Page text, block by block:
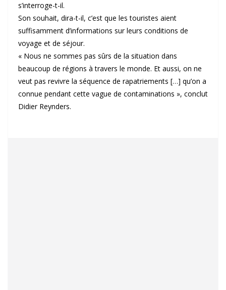
s’interroge-t-il.
Son souhait, dira-t-il, c’est que les touristes aient
suffisamment d’informations sur leurs conditions de
voyage et de séjour.
« Nous ne sommes pas sûrs de la situation dans
beaucoup de régions à travers le monde. Et aussi, on ne
veut pas revivre la séquence de rapatriements […] qu’on a
connue pendant cette vague de contaminations », conclut
Didier Reynders.